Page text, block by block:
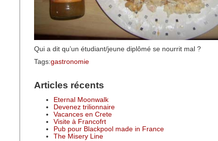
Qui a dit qu’un étudiant/jeune diplômé se nourrit mal ?
Tags:gastronomie
Articles récents
Eternal Moonwalk
Devenez trilionnaire
Vacances en Crete
Visite à Francofrt
Pub pour Blackpool made in France
The Misery Line